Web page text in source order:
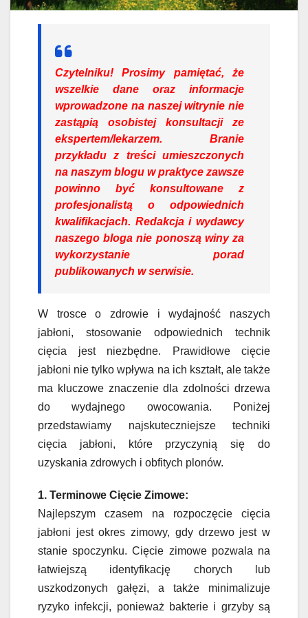
Czytelniku! Prosimy pamiętać, że
wszelkie dane oraz informacje
wprowadzone na naszej witrynie nie
zastąpią osobistej konsultacji ze
ekspertem/lekarzem. Branie
przykładu z treści umieszczonych
na naszym blogu w praktyce zawsze
powinno być konsultowane z
profesjonalistą o odpowiednich
kwalifikacjach. Redakcja i wydawcy
naszego bloga nie ponoszą winy za
wykorzystanie porad
publikowanych w serwisie.
W trosce o zdrowie i wydajność naszych
jabłoni, stosowanie odpowiednich technik
cięcia jest niezbędne. Prawidłowe cięcie
jabłoni nie tylko wpływa na ich kształt, ale także
ma kluczowe znaczenie dla zdolności drzewa
do wydajnego owocowania. Poniżej
przedstawiamy najskuteczniejsze techniki
cięcia jabłoni, które przyczynią się do
uzyskania zdrowych i obfitych plonów.
1. Terminowe Cięcie Zimowe:
Najlepszym czasem na rozpoczęcie cięcia
jabłoni jest okres zimowy, gdy drzewo jest w
stanie spoczynku. Cięcie zimowe pozwala na
łatwiejszą identyfikację chorych lub
uszkodzonych gałęzi, a także minimalizuje
ryzyko infekcji, ponieważ bakterie i grzyby są